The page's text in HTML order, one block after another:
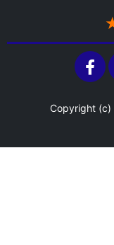
Copyright (c)